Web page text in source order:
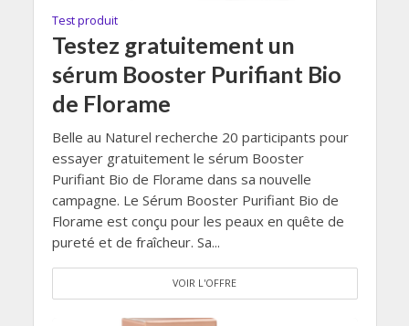
Test produit
Testez gratuitement un
sérum Booster Purifiant Bio
de Florame
Belle au Naturel recherche 20 participants pour
essayer gratuitement le sérum Booster
Purifiant Bio de Florame dans sa nouvelle
campagne. Le Sérum Booster Purifiant Bio de
Florame est conçu pour les peaux en quête de
pureté et de fraîcheur. Sa...
VOIR L'OFFRE